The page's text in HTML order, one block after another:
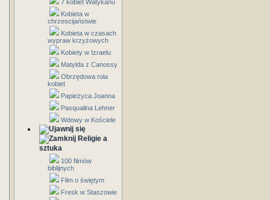
7 kobiet Watykanu
Kobieta w
chrzescijaństwie
Kobieta w czasach
wypraw krzyżowych
Kobiety w Izraelu
Matylda z Canossy
Obrzędowa rola
kobiet
Papieżyca Joanna
Pasqualina Lehner
Wdowy w Kościele
Religie a
sztuka
100 filmów
biblijnych
Film o świętym
Fresk w Staszowie